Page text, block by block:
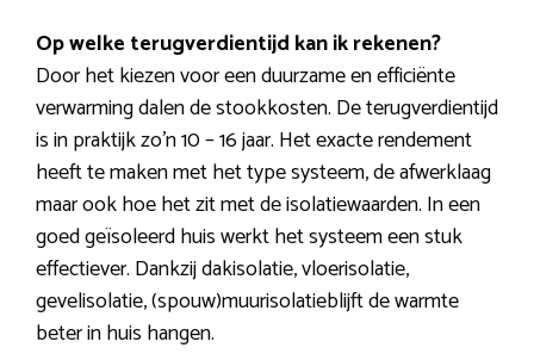
Op welke terugverdientijd kan ik rekenen?
Door het kiezen voor een duurzame en efficiënte
verwarming dalen de stookkosten. De terugverdientijd
is in praktijk zo’n 10 – 16 jaar. Het exacte rendement
heeft te maken met het type systeem, de afwerklaag
maar ook hoe het zit met de isolatiewaarden. In een
goed geïsoleerd huis werkt het systeem een stuk
effectiever. Dankzij dakisolatie, vloerisolatie,
gevelisolatie, (spouw)muurisolatieblijft de warmte
beter in huis hangen.